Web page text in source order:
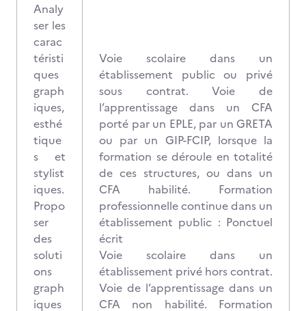
Analy
ser les
carac
téristi
ques
graph
iques,
esthé
tique
s et
stylist
iques.
Propo
ser
des
soluti
ons
graph
iques
Voie scolaire dans un
établissement public ou privé
sous contrat. Voie de
l’apprentissage dans un CFA
porté par un EPLE, par un GRETA
ou par un GIP-FCIP, lorsque la
formation se déroule en totalité
de ces structures, ou dans un
CFA habilité. Formation
professionnelle continue dans un
établissement public : Ponctuel
écrit
Voie scolaire dans un
établissement privé hors contrat.
Voie de l’apprentissage dans un
CFA non habilité. Formation